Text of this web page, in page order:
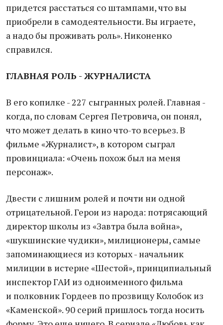
придется расстаться со штампами, что вы
приобрели в самодеятельности. Вы играете,
а надо бы проживать роль». Никоненко
справился.
ГЛАВНАЯ РОЛЬ - ЖУРНАЛИСТА
В его копилке - 227 сыгранных ролей. Главная -
когда, по словам Сергея Петровича, он понял,
что может делать в кино что-то всерьез. В
фильме «Журналист», в котором сыграл
провинциала: «Очень похож был на меня
персонаж».
Двести с лишним ролей и почти ни одной
отрицательной. Герои из народа: потрясающий
директор школы из «Завтра была война»,
«шукшинские чудики», милиционеры, самые
запоминающиеся из которых - начальник
милиции в истерне «Шестой», принципиальный
инспектор ГАИ из одноименного фильма
и полковник Гордеев по прозвищу Колобок из
«Каменской». 90 серий пришлось тогда носить